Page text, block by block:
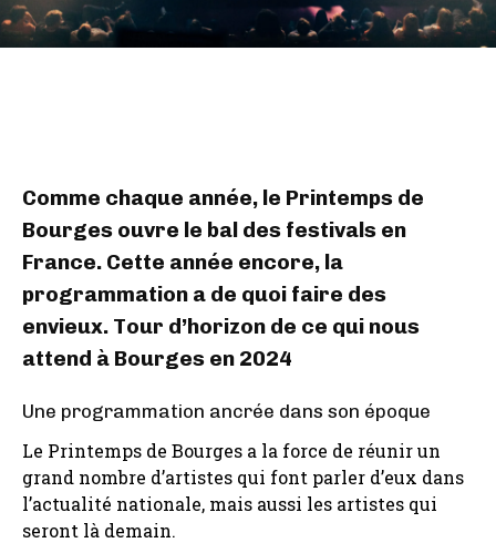
Comme chaque année, le Printemps de
Bourges ouvre le bal des festivals en
France. Cette année encore, la
programmation a de quoi faire des
envieux. Tour d’horizon de ce qui nous
attend à Bourges en 2024
Une programmation ancrée dans son époque
Le Printemps de Bourges a la force de réunir un
grand nombre d’artistes qui font parler d’eux dans
l’actualité nationale, mais aussi les artistes qui
seront là demain.